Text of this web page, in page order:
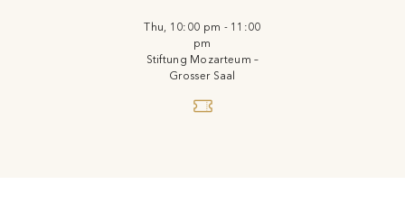
Thu, 10:00 pm - 11:00
pm
Stiftung Mozarteum –
Grosser Saal